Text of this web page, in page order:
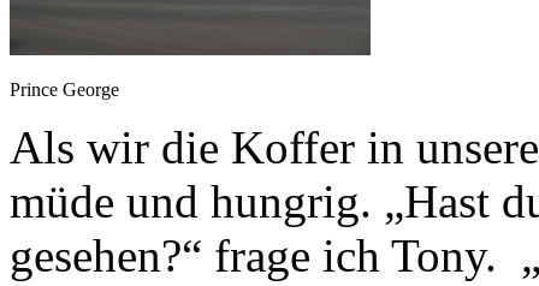
Prince George
Als wir die Koffer in
müde und hungrig. „Hast
gesehen?“ frage ich Tony.